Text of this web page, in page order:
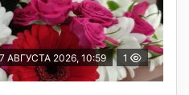
7 АВГУСТА 2026, 10:59 1